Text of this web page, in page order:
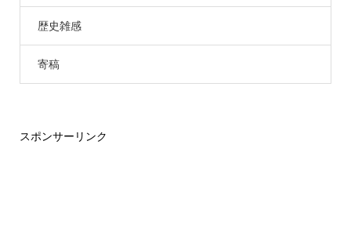
歴史雑感
寄稿
スポンサーリンク